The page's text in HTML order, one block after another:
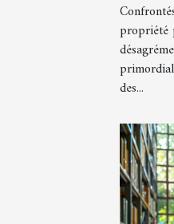
propriété
des...